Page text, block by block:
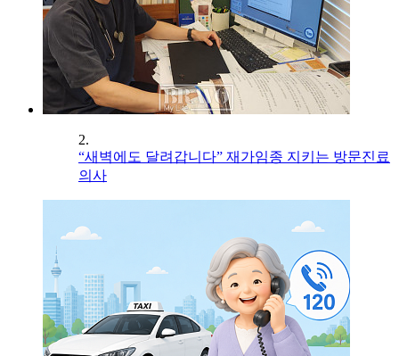
2.
“새벽에도 달려갑니다” 재가임종 지키는 방문진료
의사